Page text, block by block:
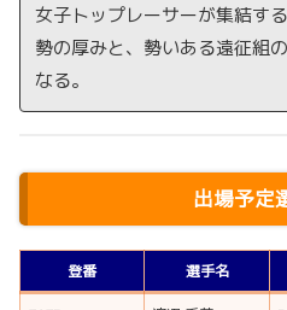
女子トップレーサーが集結す
勢の厚みと、勢いある遠征組
なる。
出場予定
登番 選手名